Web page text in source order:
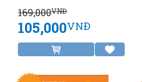
169,000VNĐ
105,000VNĐ